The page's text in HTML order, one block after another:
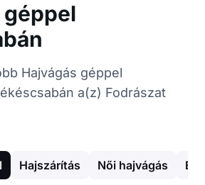
géppel
Hajvágás géppel
a(z) Fodrászat
Hajszárítás Női hajvágás